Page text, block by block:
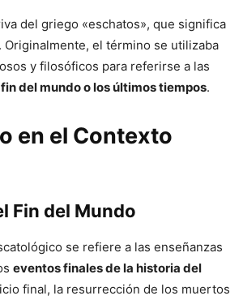
del griego «eschatos», que significa
. Originalmente, el término se utilizaba
y filosóficos para referirse a las
del mundo o los últimos tiempos.
en el Contexto
Fin del Mundo
se refiere a las enseñanzas
eventos finales de la historia del
final, la resurrección de los muertos